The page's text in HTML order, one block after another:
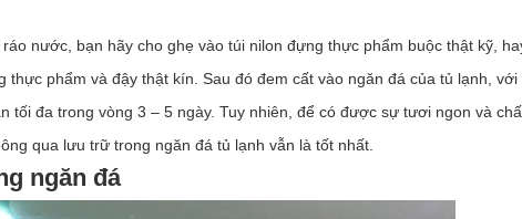
nước, bạn hãy cho ghẹ vào túi nilon đựng thực phẩm buộc thật kỹ,
thực phẩm và đậy thật kín. Sau đó đem cất vào ngăn đá của tủ lạnh, với
tối đa trong vòng 3 – 5 ngày. Tuy nhiên, để có được sự tươi ngon và
qua lưu trữ trong ngăn đá tủ lạnh vẫn là tốt nhất.
ngăn đá